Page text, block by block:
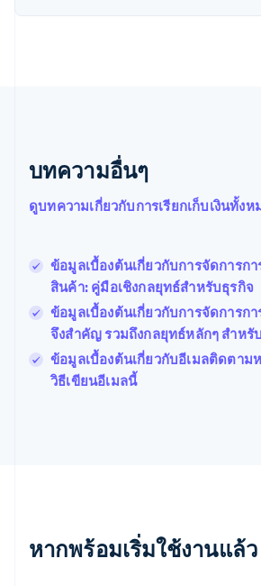
บทความอื่นๆ
ดูบทความเกี่ยวกับการเรียกเก็บเงินทั้งห
ข้อมูลเบื้องต้นเกี่ยวกับการจัดการก
สินค้า: คู่มือเชิงกลยุทธ์สำหรับธุรกิจ
ข้อมูลเบื้องต้นเกี่ยวกับการจัดการก
จึงสําคัญ รวมถึงกลยุทธ์หลักๆ สำหรั
ข้อมูลเบื้องต้นเกี่ยวกับอีเมลติดตาม
วิธีเขียนอีเมลนี้
หากพร้อมเริ่มใช้งานแล้ว
NederlandsFrançais
โปรตุเกส
PortuguêsEnglish
ฝรั่งเศส
FrançaisEnglish
ฟินแลนด์
EnglishSvenska
มอลตา
English
มาเลเซีย
English
ลักเซมเบิร์ก